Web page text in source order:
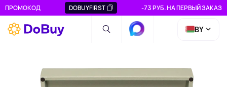
ПРОМОКОД DOBUYFIRST -73 РУБ. НА ПЕРВЫЙ ЗАКАЗ
BY